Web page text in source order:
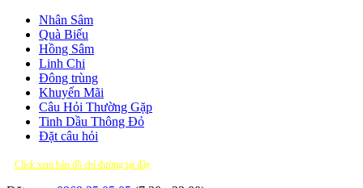
Nhân Sâm
Quà Biếu
Hồng Sâm
Linh Chi
Đông trùng
Khuyến Mãi
Câu Hỏi Thường Gặp
Tinh Dầu Thông Đỏ
Đặt câu hỏi
Click xem bản đồ chỉ đường tại đây